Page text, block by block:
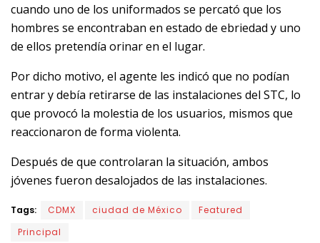
cuando uno de los uniformados se percató que los
hombres se encontraban en estado de ebriedad y uno
de ellos pretendía orinar en el lugar.
Por dicho motivo, el agente les indicó que no podían
entrar y debía retirarse de las instalaciones del STC, lo
que provocó la molestia de los usuarios, mismos que
reaccionaron de forma violenta.
Después de que controlaran la situación, ambos
jóvenes fueron desalojados de las instalaciones.
Tags: CDMX ciudad de México
Featured
Principal